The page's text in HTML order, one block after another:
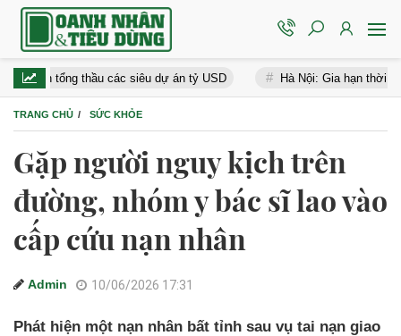
tổng thầu các siêu dự án tỷ USD Hà Nội: Gia hạn thời gian
TRANG CHỦ SỨC KHỎE
Gặp người nguy kịch trên
đường, nhóm y bác sĩ lao vào
cấp cứu nạn nhân
Admin 10/06/2026 17:31
Phát hiện một nạn nhân bất tỉnh sau vụ tai nạn giao